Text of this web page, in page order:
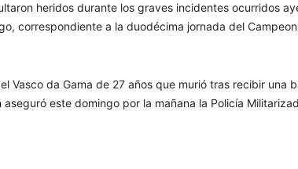
heridos durante los graves incidentes ocurridos
correspondiente a la duodécima jornada del
Vasco da Gama de 27 años que murió tras recibir una
este domingo por la mañana la Policía